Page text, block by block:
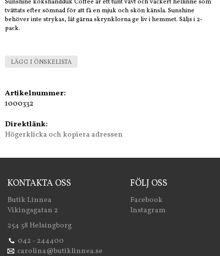
Sunshine kökshandduk Coffee är ett tunt vävt och vackert hellinne som
tvättats efter sömnad för att få en mjuk och skön känsla. Sunshine
behöver inte strykas, låt gärna skrynklorna ge liv i hemmet. Säljs i 2-
pack.
LÄGG I ÖNSKELISTA
Artikelnummer:
1000332
Direktlänk:
Högerklicka och kopiera adressen
KONTAKTA OSS
Butik Linnea
Vikingsgatan 2
254 38 Helsingborg
042 - 244400
carolina@butiklinnea.se
FÖLJ OSS
Facebook
Instagram